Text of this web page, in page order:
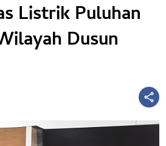
Listrik Puluhan
Dusun